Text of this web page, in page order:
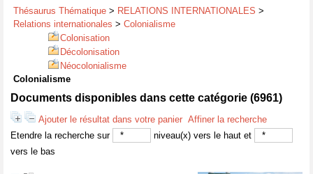
Thésaurus Thématique > RELATIONS INTERNATIONALES >
Relations internationales > Colonialisme
Colonisation
Décolonisation
Néocolonialisme
Colonialisme
Documents disponibles dans cette catégorie (6961)
Ajouter le résultat dans votre panier Affiner la recherche
Etendre la recherche sur
niveau(x) vers le haut et
vers le bas